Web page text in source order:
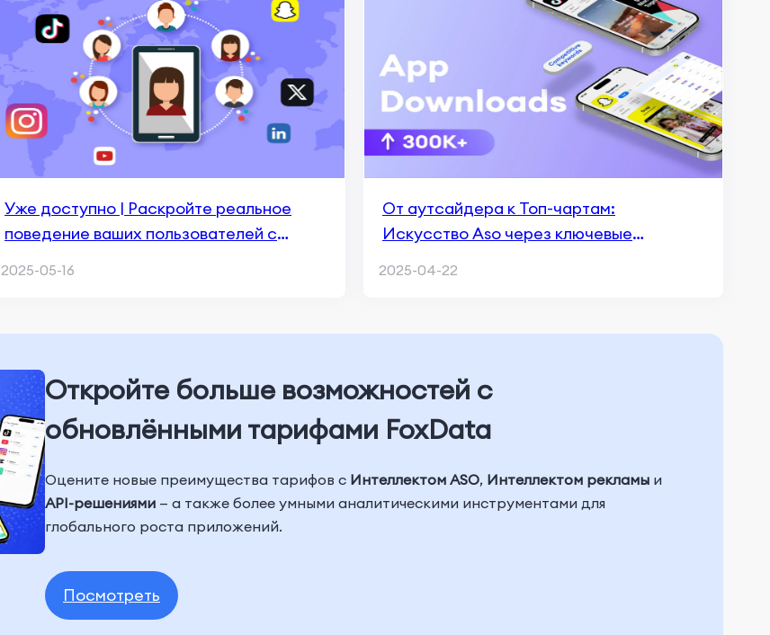
Уже доступно | Раскройте реальное
поведение ваших пользователей с
2025-05-16
От аутсайдера к Топ-чартам:
Искусство Aso через ключевые
2025-04-22
Откройте больше возможностей с
обновлёнными тарифами FoxData
Оцените новые преимущества тарифов с Интеллектом ASO, Интеллектом рекламы и
API-решениями — а также более умными аналитическими инструментами для
глобального роста приложений.
Посмотреть